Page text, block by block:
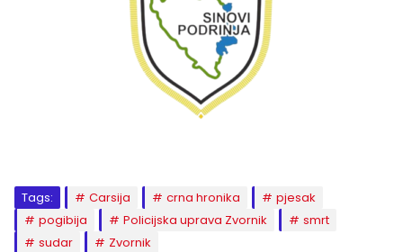
Tags: Carsija crna hronika
pjesak
pogibija
Policijska uprava Zvornik
smrt
sudar
Zvornik